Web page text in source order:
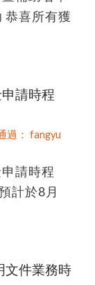
恭喜所有獲
請時程
過： fangyu
請時程
計於8月
文件業務時